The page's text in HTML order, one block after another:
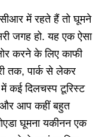
में रहते हैं तो घूमने
जगह हो. यह एक ऐसा
करने के लिए काफी
तक, पार्क से लेकर
कई दिलचस्प टूरिस्ट
आप कहीं बहुत
घूमना यकीनन एक